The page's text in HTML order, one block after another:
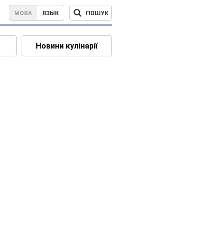
МОВА ЯЗЫК ПОШУК
Новини кулінарії